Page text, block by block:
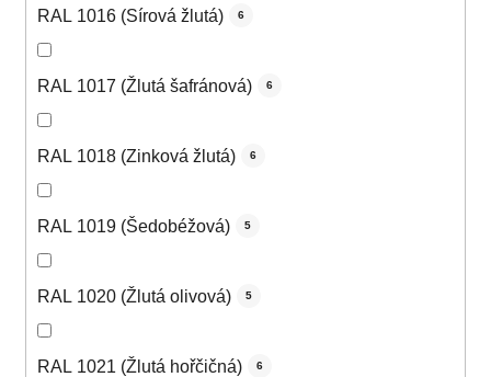
RAL 1016 (Sírová žlutá) 6
RAL 1017 (Žlutá šafránová) 6
RAL 1018 (Zinková žlutá) 6
RAL 1019 (Šedobéžová) 5
RAL 1020 (Žlutá olivová) 5
RAL 1021 (Žlutá hořčičná) 6